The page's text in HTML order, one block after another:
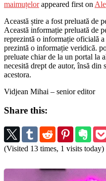
maimuțelorappeared first on
Această știre a fost preluată de
Această informație preluată de
reprezintă o informație oficială
prezintă o informație veridică.
preluate chiar de la un portal la
necesită drept de autor, însă
acestora.
Vidjean Mihai – senior editor
Share this:
(Visited 13 times, 1 visits today)